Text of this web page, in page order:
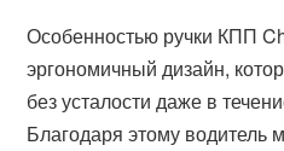
Особенностью ручки КПП
эргономичный дизайн,
без усталости даже в
Благодаря этому водитель